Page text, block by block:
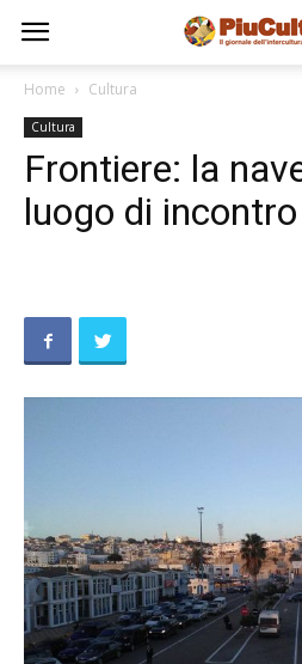
Home Cultura
Cultura
Frontiere: la
luogo di incontro